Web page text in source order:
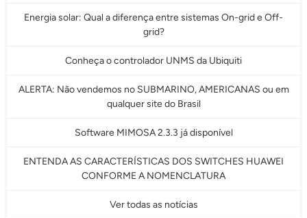
Energia solar: Qual a diferença entre sistemas On-grid e Off-
grid?
Conheça o controlador UNMS da Ubiquiti
ALERTA: Não vendemos no SUBMARINO, AMERICANAS ou em
qualquer site do Brasil
Software MIMOSA 2.3.3 já disponível
ENTENDA AS CARACTERÍSTICAS DOS SWITCHES HUAWEI
CONFORME A NOMENCLATURA
Ver todas as notícias